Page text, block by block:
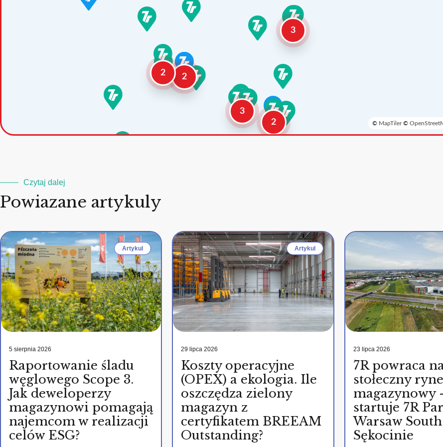
2
2
3
2
3
© MapTiler©
Czytaj dalej
Powiazane artykuly
Artykul
5 sierpnia 2026
Raportowanie śladu
węglowego Scope 3.
Jak deweloperzy
magazynowi pomagają
najemcom w realizacji
celów ESG?
Artykul
29 lipca 2026
Koszty operacyjne
(OPEX) a ekologia. Ile
oszczędza zielony
magazyn z
certyfikatem BREEAM
Outstanding?
23 lipca 2026
7R powraca
stołeczny
magazynowy
startuje 7R
Warsaw
Sękocinie